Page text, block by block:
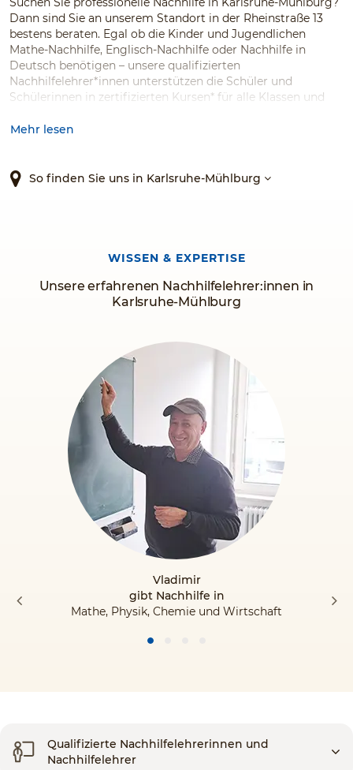
Dann sind Sie an unserem Standort in der Rheinstraße 13
bestens beraten. Egal ob die Kinder und Jugendlichen
Mathe-Nachhilfe, Englisch-Nachhilfe oder Nachhilfe in
Deutsch benötigen – unsere qualifizierten
Nachhilfelehrer*innen unterstützen die Schüler und
Schülerinnen in zertifizierten Kursen* für alle Klassen und
Jugendliche mit Lernproblemen werden bei uns gefördert –
Mehr lesen
So finden Sie uns in Karlsruhe-Mühlburg
Unsere erfahrenen Nachhilfelehrer:innen in
Karlsruhe-Mühlburg
WISSEN & EXPERTISE
Vladimir
gibt Nachhilfe in
Mathe, Physik, Chemie und Wirtschaft
Qualifizierte Nachhilfelehrerinnen und
Nachhilfelehrer